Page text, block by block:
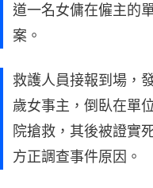
道一名女傭在僱主的
案。
救護人員接報到場，
歲女事主，倒臥在單
院搶救，其後被證實
方正調查事件原因。